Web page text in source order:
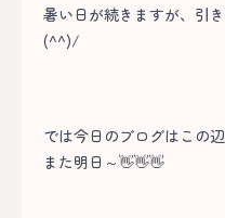
暑い日が続きますが、引
(^^)/
では今日のブログはこの
また明日～👋👋👋